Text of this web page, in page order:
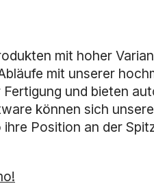
mit hoher
mit unserer
und bieten
können sich
Position an der